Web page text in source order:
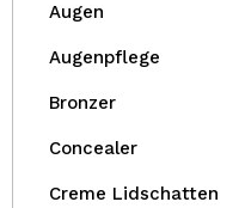
Augen
Augenpflege
Bronzer
Concealer
Creme Lidschatten